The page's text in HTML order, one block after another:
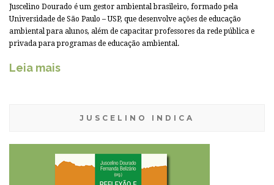
Juscelino Dourado é um gestor ambiental brasileiro, formado pela
Universidade de São Paulo – USP, que desenvolve ações de educação
ambiental para alunos, além de capacitar professores da rede pública e
privada para programas de educação ambiental.
Leia mais
JUSCELINO INDICA